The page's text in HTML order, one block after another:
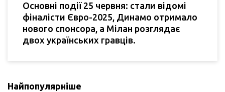
Основні події 25 червня: стали відомі
фіналісти Євро-2025, Динамо отримало
нового спонсора, а Мілан розглядає
двох українських гравців.
Найпопулярніше